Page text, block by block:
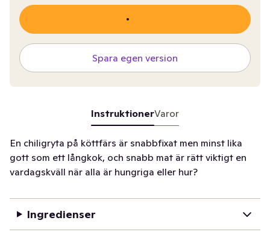
Spara egen version
InstruktionerVaror
En chiligryta på köttfärs är snabbfixat men minst lika
gott som ett långkok, och snabb mat är rätt viktigt en
vardagskväll när alla är hungriga eller hur?
Ingredienser